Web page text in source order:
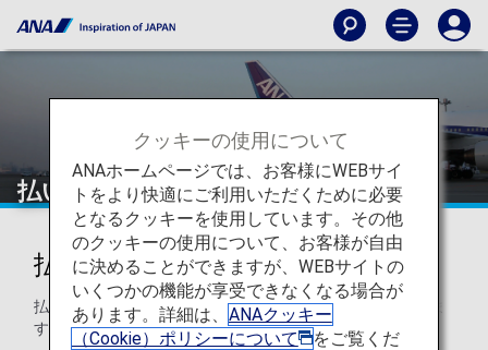
払い戻し・振替
払い戻し・振替について
払い戻し・振替に関するANAのポリシーについてご案内しま
す。
クッキーの使用について
ANAホームページでは、お客様にWEBサイ
トをより快適にご利用いただくために必要
となるクッキーを使用しています。その他
のクッキーの使用について、お客様が自由
に決めることができますが、WEBサイトの
いくつかの機能が享受できなくなる場合が
あります。詳細は、 ANAクッキー
（Cookie）ポリシーについて
をご覧くだ